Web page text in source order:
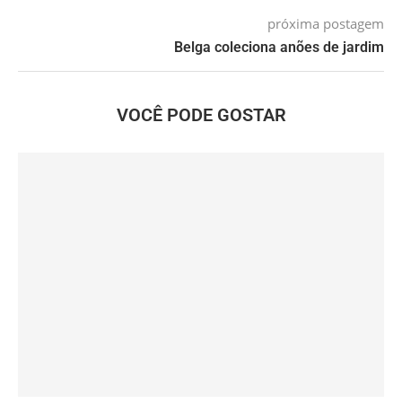
próxima postagem
Belga coleciona anões de jardim
VOCÊ PODE GOSTAR